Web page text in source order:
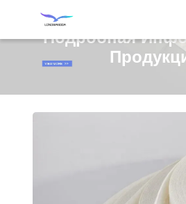
Подробная